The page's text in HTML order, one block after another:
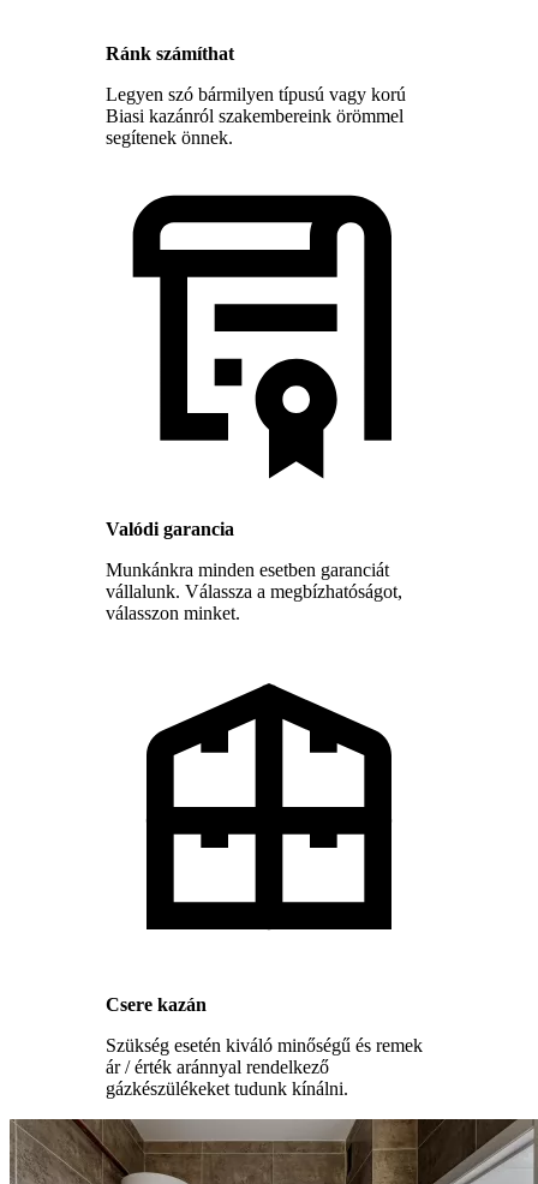
Ránk számíthat
Legyen szó bármilyen típusú vagy korú
Biasi kazánról szakembereink örömmel
segítenek önnek.
Valódi garancia
Munkánkra minden esetben garanciát
vállalunk. Válassza a megbízhatóságot,
válasszon minket.
Csere kazán
Szükség esetén kiváló minőségű és remek
ár / érték aránnyal rendelkező
gázkészülékeket tudunk kínálni.